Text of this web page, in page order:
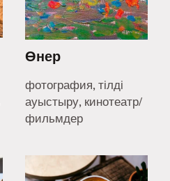
Өнер
фотография, тілді
ауыстыру, кинотеатр/
фильмдер